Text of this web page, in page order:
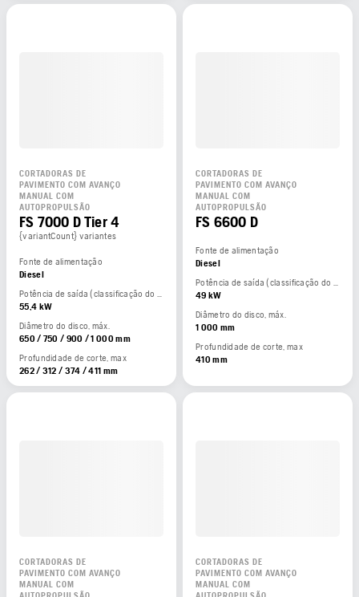
CORTADORAS DE
PAVIMENTO COM AVANÇO
MANUAL COM
AUTOPROPULSÃO
FS 7000 D Tier 4
{variantCount} variantes
Fonte de alimentação
Diesel
Potência de saída (classificação do fabricante)
55,4 kW
Diâmetro do disco, máx.
650 / 750 / 900 / 1 000 mm
Profundidade de corte, max
262 / 312 / 374 / 411 mm
CORTADORAS DE
PAVIMENTO COM AVANÇO
MANUAL COM
AUTOPROPULSÃO
FS 6600 D
Fonte de alimentação
Diesel
Potência de saída (classificação do fabricante)
49 kW
Diâmetro do disco, máx.
1 000 mm
Profundidade de corte, max
410 mm
CORTADORAS DE
PAVIMENTO COM AVANÇO
MANUAL COM
CORTADORAS DE
PAVIMENTO COM AVANÇO
MANUAL COM